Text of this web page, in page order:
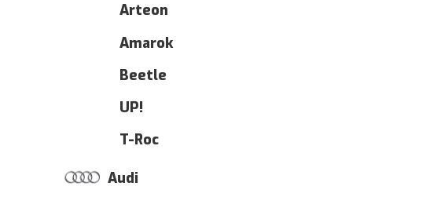
Arteon
Amarok
Beetle
UP!
T-Roc
Audi